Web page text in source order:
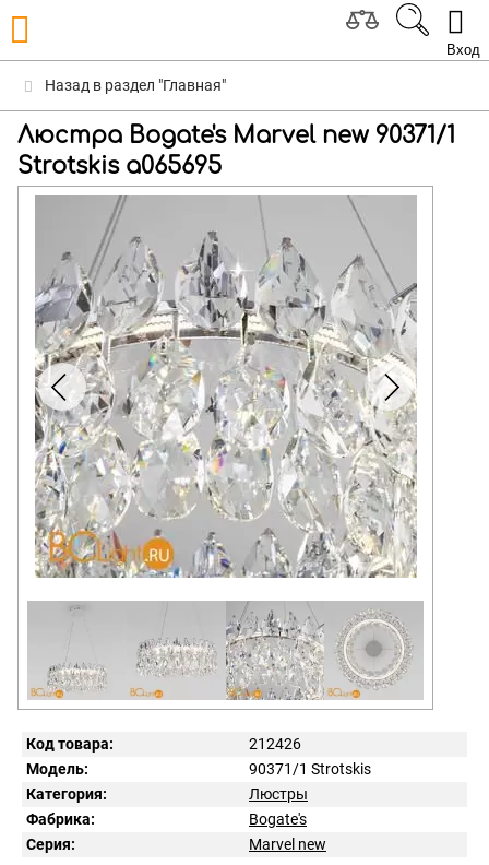
Вход
Назад в раздел "Главная"
Люстра Bogate's Marvel new 90371/1
Strotskis a065695
Код товара:
212426
Модель:
90371/1 Strotskis
Категория:
Люстры
Фабрика:
Bogate's
Серия:
Marvel new